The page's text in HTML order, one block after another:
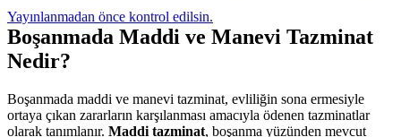
Yayınlanmadan önce kontrol edilsin.
Boşanmada Maddi ve Manevi Tazminat
Nedir?
Boşanmada maddi ve manevi tazminat, evliliğin sona ermesiyle
ortaya çıkan zararların karşılanması amacıyla ödenen tazminatlar
olarak tanımlanır. Maddi tazminat, boşanma yüzünden mevcut